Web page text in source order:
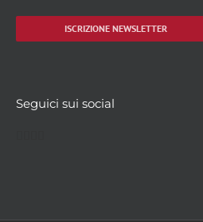
ISCRIZIONE NEWSLETTER
Seguici sui social